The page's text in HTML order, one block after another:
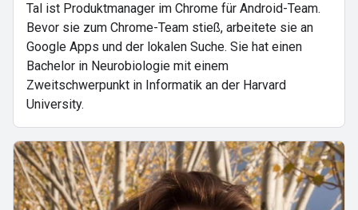
Tal ist Produktmanager im Chrome für Android-Team.
Bevor sie zum Chrome-Team stieß, arbeitete sie an
Google Apps und der lokalen Suche. Sie hat einen
Bachelor in Neurobiologie mit einem
Zweitschwerpunkt in Informatik an der Harvard
University.